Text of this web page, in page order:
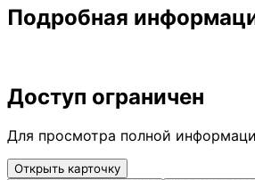
Подробная
Доступ ограничен
Для просмотра полной
Открыть карточку